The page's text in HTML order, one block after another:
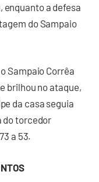
a defesa
do Sampaio
Sampaio Corrêa
brilhou no ataque,
da casa seguia
do torcedor
a 53.